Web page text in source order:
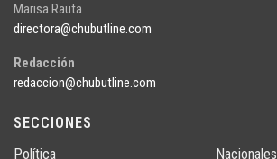
Marisa Rauta
directora@chubutline.com
Redacción
redaccion@chubutline.com
SECCIONES
Política
Nacionales